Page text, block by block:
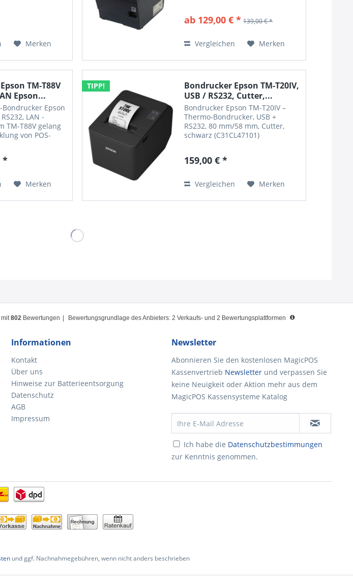
Merken
Durchbruch. Die Druckergebnisse
ab 129,00 € * 139,00 € *
Vergleichen Merken
TM-T88V
Epson...
Bondrucker Epson
LAN -
TM-T88V gelang
von POS-
und
*
Merken
TIPP!
Bondrucker Epson TM-T20IV,
USB / RS232, Cutter,...
Bondrucker Epson TM-T20IV –
Thermo-Bondrucker, USB +
RS232, 80 mm/58 mm, Cutter,
schwarz (C31CL47101)
(Modell C31CL47101) ist die
von Epson für schnelle,...
159,00 € *
Vergleichen Merken
mit802 Bewertungen Bewertungsgrundlage des Anbieters: 2 Verkaufs- und 2 Bewertungsplattformen
Informationen
Kontakt
Über uns
Hinweise zur Batterieentsorgung
Datenschutz
AGB
Impressum
Newsletter
Abonnieren Sie den kostenlosen MagicPOS
Kassenvertrieb Newsletter und verpassen Sie
keine Neuigkeit oder Aktion mehr aus dem
MagicPOS Kassensysteme Katalog
Ich habe die Datenschutzbestimmungen
zur Kenntnis genommen.
und ggf. Nachnahmegebühren, wenn nicht anders beschrieben